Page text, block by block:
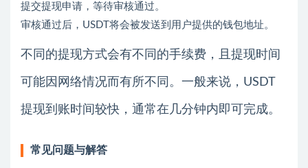
提交提现申请，等待审核通过。
审核通过后，USDT将会被发送到用户提供的钱包地址。
不同的提现方式会有不同的手续费，且提现时间
可能因网络情况而有所不同。一般来说，USDT
提现到账时间较快，通常在几分钟内即可完成。
常见问题与解答